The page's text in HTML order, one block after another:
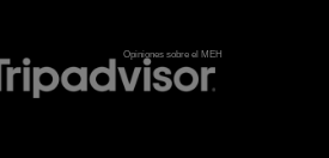
Opiniones sobre el MEH